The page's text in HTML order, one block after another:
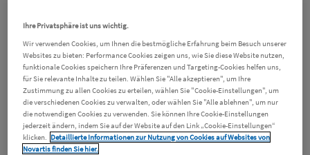
Akram Al Homsy ist 26 Jahre alt, lebt in der Nähe
von Düsseldorf und hat eine Ausbildung zum
Masseur und medizinischen Bademeister
erfolgreich abgeschlossen. Momentan lässt er
sich in Köln zum Physiotherapeuten weiterbilden
und ist als mobiler Wellness-Masseur tätig. Er ist
in Syrien geboren und floh gemeinsam mit seiner
Familie im Jahr 2014 über den Libanon nach
Ihre Privatsphäre ist uns wichtig.
Wir verwenden Cookies, um Ihnen die bestmögliche Erfahrung beim Besuch unserer
Websites zu bieten: Performance Cookies zeigen uns, wie Sie diese Website nutzen,
funktionale Cookies speichern Ihre Präferenzen und Targeting-Cookies helfen uns,
für Sie relevante Inhalte zu teilen. Wählen Sie "Alle akzeptieren", um Ihre
Zustimmung zu allen Cookies zu erteilen, wählen Sie "Cookie-Einstellungen", um
die verschiedenen Cookies zu verwalten, oder wählen Sie "Alle ablehnen", um nur
die notwendigen Cookies zu verwenden. Sie können Ihre Cookie-Einstellungen
jederzeit ändern, indem Sie auf der Website auf den Link „Cookie-Einstellungen“
klicken. Detaillierte Informationen zur Nutzung von Cookies auf Websites von
Novartis finden Sie hier.